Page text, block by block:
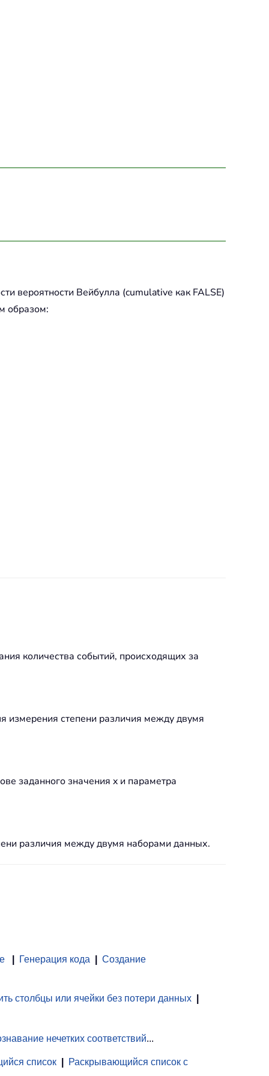
вероятности Вейбулла (cumulative как FALSE)
образом:
количества событий, происходящих за
измерения степени различия между двумя
заданного значения x и параметра
различия между двумя наборами данных.
Генерация кода Создание
столбцы или ячейки без потери данных
нечетких соответствий...
список Раскрывающийся список с